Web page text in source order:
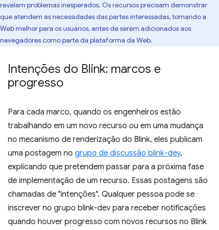
revelam problemas inesperados. Os recursos precisam demonstrar
que atendem às necessidades das partes interessadas, tornando a
Web melhor para os usuários, antes de serem adicionados aos
navegadores como parte da plataforma da Web.
Intenções do Blink: marcos e
progresso
Para cada marco, quando os engenheiros estão
trabalhando em um novo recurso ou em uma mudança
no mecanismo de renderização do Blink, eles publicam
uma postagem no grupo de discussão blink-dev,
explicando que pretendem passar para a próxima fase
de implementação de um recurso. Essas postagens são
chamadas de "intenções". Qualquer pessoa pode se
inscrever no grupo blink-dev para receber notificações
quando houver progresso com novos recursos no Blink